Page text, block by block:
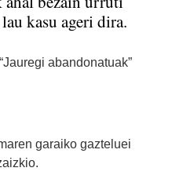
kasu ageri dira.
abandonatuak”
garaiko gazteluei